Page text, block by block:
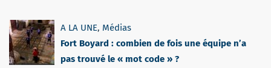
A LA UNE, Médias
Fort Boyard : combien de fois une équipe n’a
pas trouvé le « mot code » ?